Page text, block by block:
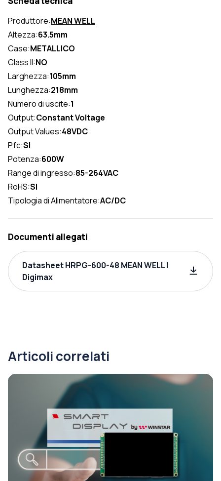
Produttore:MEAN WELL
Altezza:63.5mm
Case:METALLICO
Class II:NO
Larghezza:105mm
Lunghezza:218mm
Numero di uscite:1
Output:Constant Voltage
Output Values:48VDC
Pfc:SI
Potenza:600W
Range di ingresso:85-264VAC
RoHS:SI
Tipologia di Alimentatore:AC/DC
Documenti allegati
Datasheet HRPG-600-48 MEAN WELL |
Digimax
Articoli correlati